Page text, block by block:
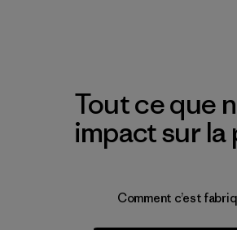
Tout ce que
impact sur la
Comment c’est